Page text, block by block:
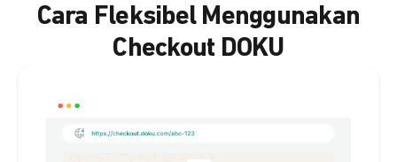
Cara Fleksibel Menggunakan
Checkout DOKU